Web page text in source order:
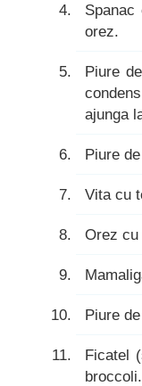
orez.
Piure
ajunga
Piure
Vita cu
Orez
Piure
Ficatel
broccoli.